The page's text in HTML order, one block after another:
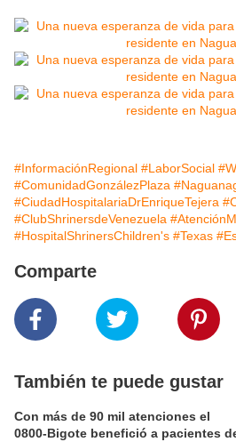
#InformaciónRegional #LaborSocial
#ComunidadGonzálezPlaza
#CiudadHospitalariaDrEnriqueTejera
#ClubShrinersdeVenezuela
#HospitalShrinersChildren's #Texas
Comparte
También te puede gustar
Con más de 90 mil atenciones el
0800-Bigote benefició a pacientes